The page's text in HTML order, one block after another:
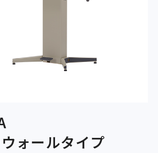
ォールタイプ